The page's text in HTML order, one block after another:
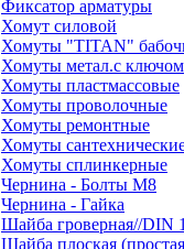
Фиксатор арматуры
Хомут силовой
Хомуты "TITAN"
Хомуты метал.с ключом
Хомуты пластмассовые
Хомуты проволочные
Хомуты ремонтные
Хомуты
Хомуты сплинкерные
Чернина - Болты М8
Чернина - Гайка
Шайба гроверная//DIN
Шайба плоская